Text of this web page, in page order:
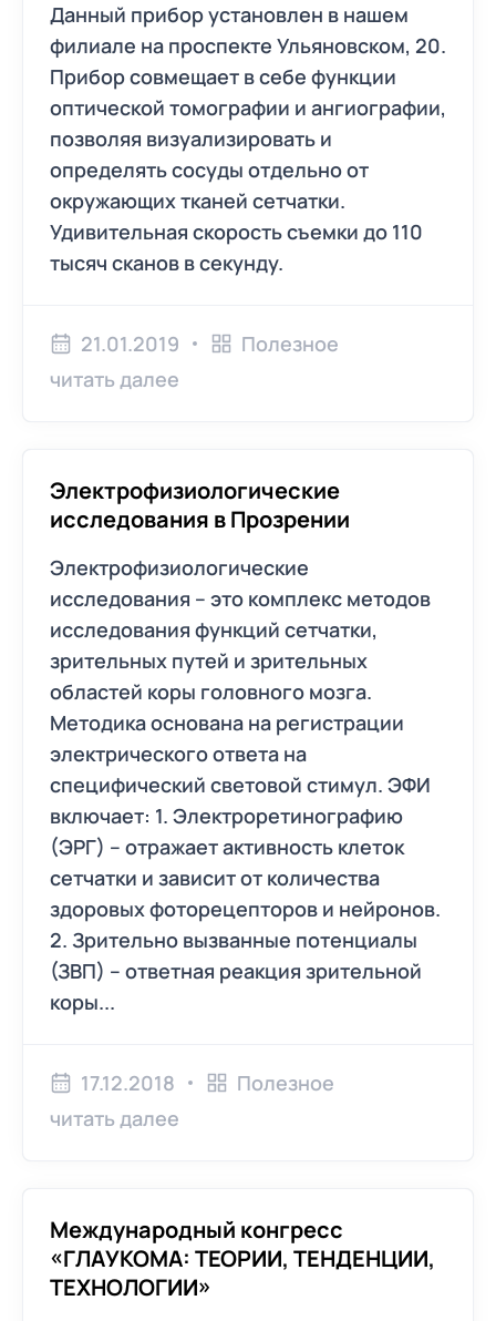
Данный прибор установлен в нашем
филиале на проспекте Ульяновском, 20.
Прибор совмещает в себе функции
оптической томографии и ангиографии,
позволяя визуализировать и
определять сосуды отдельно от
окружающих тканей сетчатки.
Удивительная скорость съемки до 110
тысяч сканов в секунду.
21.01.2019
Полезное
читать далее
Электрофизиологические
исследования в Прозрении
Электрофизиологические
исследования – это комплекс методов
исследования функций сетчатки,
зрительных путей и зрительных
областей коры головного мозга.
Методика основана на регистрации
электрического ответа на
специфический световой стимул. ЭФИ
включает: 1. Электроретинографию
(ЭРГ) – отражает активность клеток
сетчатки и зависит от количества
здоровых фоторецепторов и нейронов.
2. Зрительно вызванные потенциалы
(ЗВП) – ответная реакция зрительной
коры...
17.12.2018
Полезное
читать далее
Международный конгресс
«ГЛАУКОМА: ТЕОРИИ, ТЕНДЕНЦИИ,
ТЕХНОЛОГИИ»